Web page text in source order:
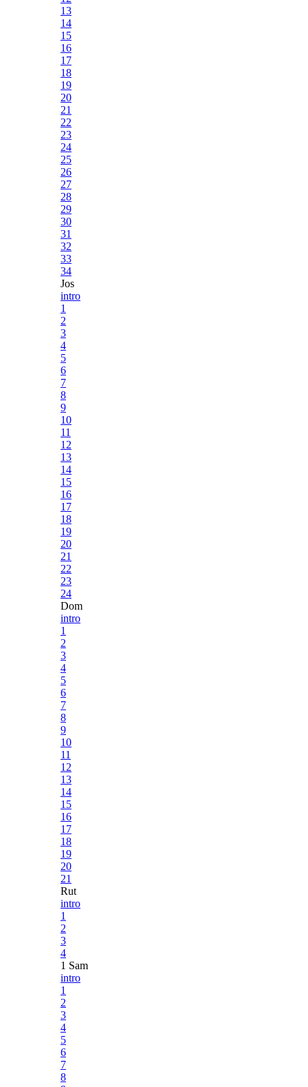
13
14
15
16
17
18
19
20
21
22
23
24
25
26
27
28
29
30
31
32
33
34
Jos
intro
1
2
3
4
5
6
7
8
9
10
11
12
13
14
15
16
17
18
19
20
21
22
23
24
Dom
intro
1
2
3
4
5
6
7
8
9
10
11
12
13
14
15
16
17
18
19
20
21
Rut
intro
1
2
3
4
1 Sam
intro
1
2
3
4
5
6
7
8